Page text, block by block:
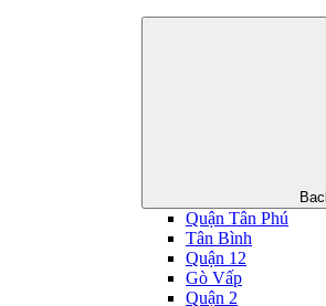
Quận Tân Phú
Tân Bình
Quận 12
Gò Vấp
Quận 2